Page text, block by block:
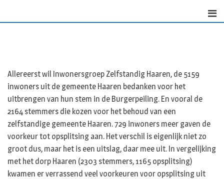
Allereerst wil Inwonersgroep Zelfstandig Haaren, de 5159
inwoners uit de gemeente Haaren bedanken voor het
uitbrengen van hun stem in de Burgerpeiling. En vooral de
2164 stemmers die kozen voor het behoud van een
zelfstandige gemeente Haaren. 729 inwoners meer gaven de
voorkeur tot opsplitsing aan. Het verschil is eigenlijk niet zo
groot dus, maar het is een uitslag, daar mee uit. In vergelijking
met het dorp Haaren (2303 stemmers, 1165 opsplitsing)
kwamen er verrassend veel voorkeuren voor opsplitsing uit